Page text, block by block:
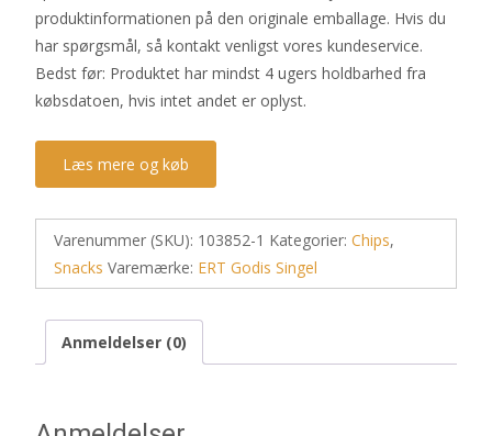
produktinformationen på den originale emballage. Hvis du
har spørgsmål, så kontakt venligst vores kundeservice.
Bedst før: Produktet har mindst 4 ugers holdbarhed fra
købsdatoen, hvis intet andet er oplyst.
Læs mere og køb
Varenummer (SKU): 103852-1 Kategorier: Chips,
Snacks Varemærke: ERT Godis Singel
Anmeldelser (0)